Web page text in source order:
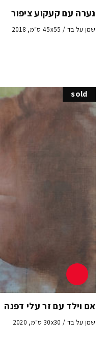
נערה עם קעקוע ציפור
שמן על בד / 45x55 ס״מ, 2018
sold
אם וילד עם זר עלי דפנה
שמן על בד / 30x30 ס״מ, 2020